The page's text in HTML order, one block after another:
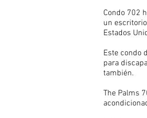
Condo 702
un
Estados
Este condo
para
también.
The Palms